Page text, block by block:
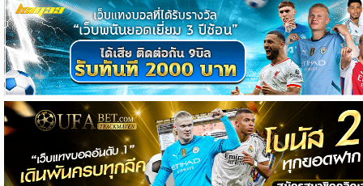
ทีเด็ด
บอล
แกล
ล
งาม